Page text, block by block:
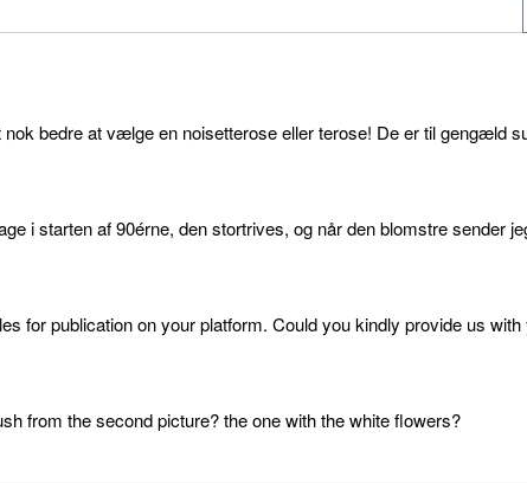
bedre at vælge en noisetterose eller terose! De er til gengæld
i starten af 90érne, den stortrives, og når den blomstre sender
for publication on your platform. Could you kindly provide us with
from the second picture? the one with the white flowers?